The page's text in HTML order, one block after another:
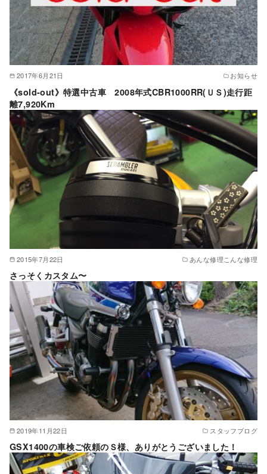
2017年6月21日 お知らせ
《sold-out》特選中古車 2008年式CBR1000RR(ＵＳ)走行距
離7,920Km
2015年7月22日 あんな修理こんな修理
さっそくカスタム〜
2019年11月22日 スタッフブログ
GSX1400の車検ご依頼のＳ様、ありがとうございました！